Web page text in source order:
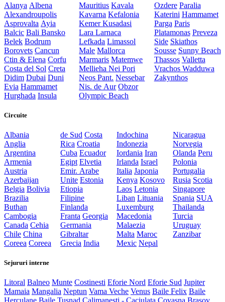
Alanya Albena
Alexandroupolis
Asprovalta Ayia
Balcic Bali Bansko
Belek Bodrum
Borovets Cancun
Ctin & Elena Corfu
Costa del Sol Creta
Didim Dubai Duni
Evia Hammamet
Hurghada Insula
Mauritius Kavala
Kavarna Kefalonia
KemerKusadasi
LaraLarnaca
Lefkada Limassol
Male Mallorca
Marmaris Matemwe
MelliehaNei Pori
Neos Pant. Nessebar
Nis. de Aur Obzor
Olympic Beach
Ozdere Paralia
Katerini Hammamet
Parga Paris
Platamonas Preveza
Side Skiathos
Sousse Sunny Beach
Thassos Valletta
Vrachos Wadduwa
Zakynthos
Circuite
Albania
Anglia
Argentina
Armenia
Austria
Azerbaijan
Belgia Bolivia
Brazilia
Buthan
Cambogia
Canada Cehia
Chile China
Coreea Coreea
de Sud Costa
Rica Croatia
Cuba Ecuador
Egipt Elvetia
Emir. Arabe
Unite Estonia
Etiopia
Filipine
Finlanda
Franta Georgia
Germania
Gibraltar
Grecia India
Indochina
Indonezia
Iordania Iran
Irlanda Israel
Italia Japonia
Kenya Kosovo
Laos Letonia
Liban Lituania
Luxemburg
Macedonia
Malaezia
Malta Maroc
Mexic Nepal
Nicaragua
Norvegia
Olanda Peru
Polonia
Portugalia
Rusia Scotia
Singapore
Spania SUA
Thailanda
Turcia
Uruguay
Zanzibar
Sejururi interne
Litoral Balneo Munte Costinesti Eforie Nord Eforie Sud Jupiter
Mamaia Mangalia Neptun Vama Veche Venus Baile Felix Baile